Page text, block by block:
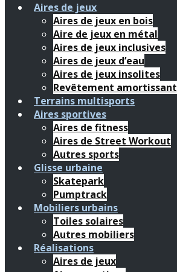
Aires de jeux
Aires de jeux en bois
Aire de jeux en métal
Aires de jeux inclusives
Aires de jeux d’eau
Aires de jeux insolites
Revêtement amortissant
Terrains multisports
Aires sportives
Aires de fitness
Aires de Street Workout
Autres sports
Glisse urbaine
Skatepark
Pumptrack
Mobiliers urbains
Toiles solaires
Autres mobiliers
Réalisations
Aires de jeux